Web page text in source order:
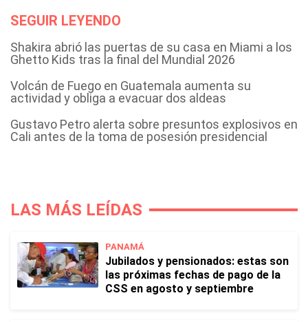
SEGUIR LEYENDO
Shakira abrió las puertas de su casa en Miami a los
Ghetto Kids tras la final del Mundial 2026
Volcán de Fuego en Guatemala aumenta su
actividad y obliga a evacuar dos aldeas
Gustavo Petro alerta sobre presuntos explosivos en
Cali antes de la toma de posesión presidencial
LAS MÁS LEÍDAS
PANAMÁ
Jubilados y pensionados: estas son
las próximas fechas de pago de la
CSS en agosto y septiembre